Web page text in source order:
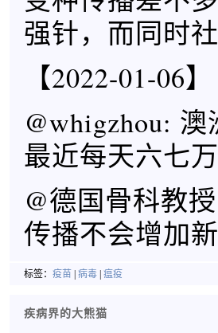
强针，而同时
【2022-01-06】
@whigzhou:
最近每天六七
@德国骨科教
传播不会增加
标签： 疫苗 病毒 瘟疫
疾病界的大熊猫